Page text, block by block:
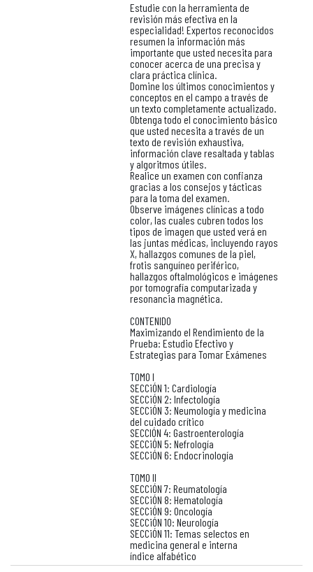
Estudie con la herramienta de
revisión más efectiva en la
especialidad! Expertos reconocidos
resumen la información más
importante que usted necesita para
conocer acerca de una precisa y
clara práctica clínica.
Domine los últimos conocimientos y
conceptos en el campo a través de
un texto completamente actualizado.
Obtenga todo el conocimiento básico
que usted necesita a través de un
texto de revisión exhaustiva,
información clave resaltada y tablas
y algoritmos útiles.
Realice un examen con confianza
gracias a los consejos y tácticas
para la toma del examen.
Observe imágenes clínicas a todo
color, las cuales cubren todos los
tipos de imagen que usted verá en
las juntas médicas, incluyendo rayos
X, hallazgos comunes de la piel,
frotis sanguíneo periférico,
hallazgos oftalmológicos e imágenes
por tomografía computarizada y
resonancia magnética.
CONTENIDO
Maximizando el Rendimiento de la
Prueba: Estudio Efectivo y
Estrategias para Tomar Exámenes
TOMO I
SECCiÓN 1: Cardiología
SECCiÓN 2: Infectología
SECCiÓN 3: Neumología y medicina
del cuidado crítico
SECCIÓN 4: Gastroenterología
SECCiÓN 5: Nefrología
SECCiÓN 6: Endocrinología
TOMO II
SECCiÓN 7: Reumatología
SECCiÓN 8: Hematología
SECCiÓN 9: Oncología
SECCiÓN 10: Neurología
SECCiÓN 11: Temas selectos en
medicina general e interna
índice alfabético